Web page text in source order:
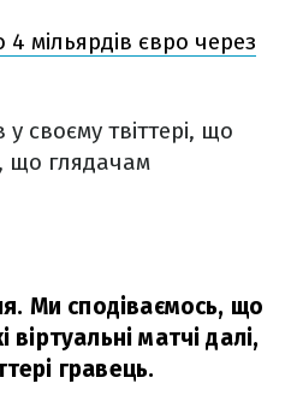
мільярдів євро через
у своєму твіттері, що
що глядачам
Ми сподіваємось, що
матчі далі,
гравець.